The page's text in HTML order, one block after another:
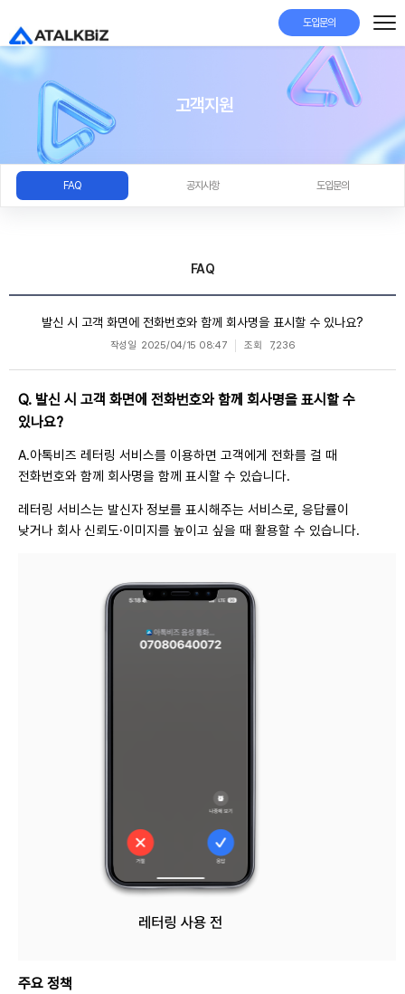
도입문의
고객지원
FAQ 공지사항 도입문의
FAQ
발신 시 고객 화면에 전화번호와 함께 회사명을 표시할 수 있나요?
작성일 2025/04/15 08:47 조회 7,236
Q. 발신 시 고객 화면에 전화번호와 함께 회사명을 표시할 수
있나요?
A.아톡비즈 레터링 서비스를 이용하면 고객에게 전화를 걸 때
전화번호와 함께 회사명을 함께 표시할 수 있습니다.
레터링 서비스는 발신자 정보를 표시해주는 서비스로, 응답률이
낮거나 회사 신뢰도·이미지를 높이고 싶을 때 활용할 수 있습니다.
주요 정책